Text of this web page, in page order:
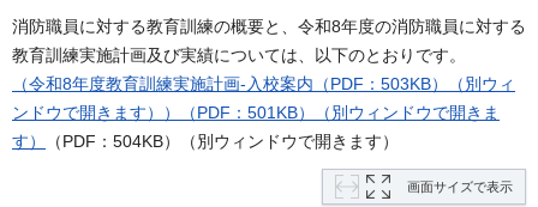
消防職員に対する教育訓練の概要と、令和8年度の消防職員に対する
教育訓練実施計画及び実績については、以下のとおりです。
（令和8年度教育訓練実施計画-入校案内（PDF：503KB）（別ウィ
ンドウで開きます））（PDF：501KB）（別ウィンドウで開きま
す）
（PDF：504KB）（別ウィンドウで開きます）
画面サイズで表示